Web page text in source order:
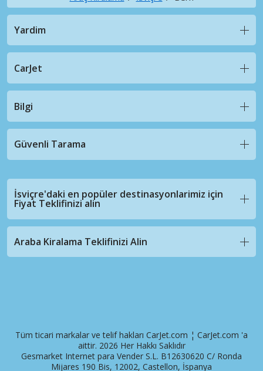
Yardim
CarJet
Bilgi
Güvenli Tarama
İsviçre'daki en popüler destinasyonlarimiz için
Fiyat Teklifinizi alin
Araba Kiralama Teklifinizi Alin
Tüm ticari markalar ve telif hakları CarJet.com ¦ CarJet.com 'a
aittir. 2026 Her Hakkı Saklıdır
Gesmarket Internet para Vender S.L. B12630620 C/ Ronda
Mijares 190 Bis, 12002, Castellon, İspanya